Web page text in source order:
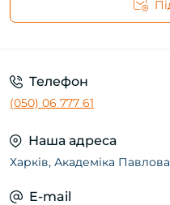
Телефон
(050) 06 777 61
Наша адреса
Харків, Академіка
E-mail